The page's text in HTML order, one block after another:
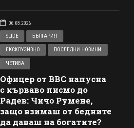
06.08.2026
SLIDE
БЪЛГАРИЯ
ЕКСКЛУЗИВНО ПОСЛЕДНИ НОВИНИ
ЧЕТИВА
Офицер от ВВС напусна
с кърваво писмо до
Радев: Чичо Румене,
защо взимаш от бедните
да даваш на богатите?